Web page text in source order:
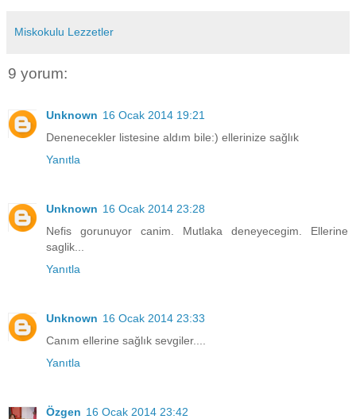
Miskokulu Lezzetler
9 yorum:
Unknown 16 Ocak 2014 19:21
Denenecekler listesine aldım bile:) ellerinize sağlık
Yanıtla
Unknown 16 Ocak 2014 23:28
Nefis gorunuyor canim. Mutlaka deneyecegim. Ellerine
saglik...
Yanıtla
Unknown 16 Ocak 2014 23:33
Canım ellerine sağlık sevgiler....
Yanıtla
Özgen 16 Ocak 2014 23:42